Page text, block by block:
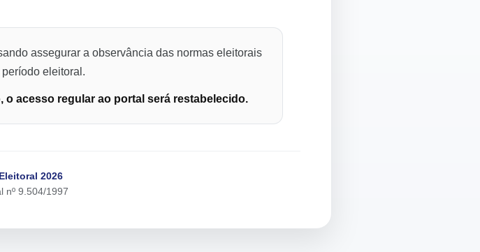
assegurar a observância das normas eleitorais
eleitoral.
acesso regular ao portal será restabelecido.
2026
nº 9.504/1997